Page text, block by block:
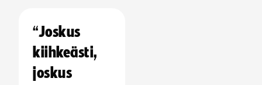
“Joskus
kiihkeästi,
joskus